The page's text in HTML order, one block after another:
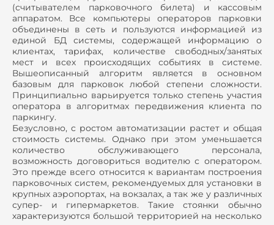
(считывателем парковочного билета) и кассовым
аппаратом. Все компьютеры операторов парковки
объединены в сеть и пользуются информацией из
единой БД системы, содержащей информацию о
клиентах, тарифах, количестве свободных/занятых
мест и всех происходящих событиях в системе.
Вышеописанный алгоритм является в основном
базовым для парковок любой степени сложности.
Принципиально варьируется только степень участия
оператора в алгоритмах передвижения клиента по
паркингу.
Безусловно, с ростом автоматизации растет и общая
стоимость системы. Однако при этом уменьшается
количество обслуживающего персонала,
возможность договориться водителю с оператором.
Это прежде всего относится к вариантам построения
парковочных систем, рекомендуемых для установки в
крупных аэропортах, на вокзалах, а так же у различных
супер- и гипермаркетов. Такие стоянки обычно
характеризуются большой территорией на несколько